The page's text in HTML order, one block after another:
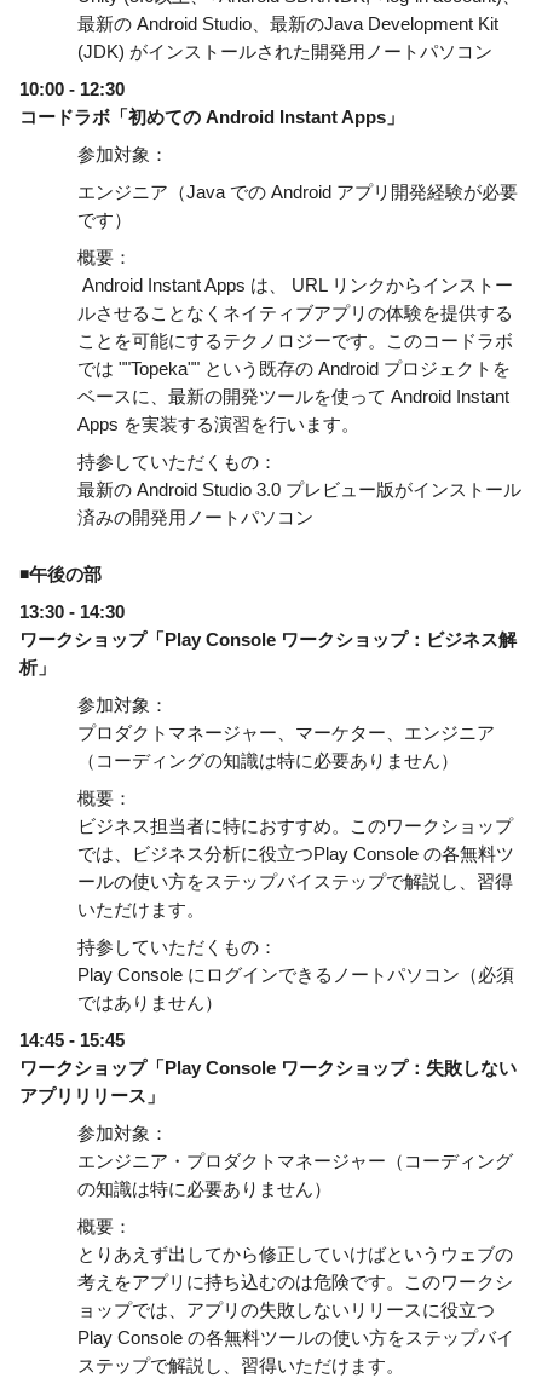
最新の Android Studio、最新のJava Development Kit
(JDK) がインストールされた開発用ノートパソコン
10:00 - 12:30
コードラボ「初めての Android Instant Apps」
参加対象：
エンジニア（Java での Android アプリ開発経験が必要
です）
概要：
ルさせることなくネイティブアプリの体験を提供する
ことを可能にするテクノロジーです。このコードラボ
では ""Topeka"" という既存の Android プロジェクトを
ベースに、最新の開発ツールを使って Android Instant
Apps を実装する演習を行います。
持参していただくもの：
最新の Android Studio 3.0 プレビュー版がインストール
済みの開発用ノートパソコン
◾午後の部
13:30 - 14:30
ワークショップ「Play Console ワークショップ：ビジネス解
析」
参加対象：
プロダクトマネージャー、マーケター、エンジニア
（コーディングの知識は特に必要ありません）
概要：
ビジネス担当者に特におすすめ。このワークショップ
では、ビジネス分析に役立つPlay Console の各無料ツ
ールの使い方をステップバイステップで解説し、習得
いただけます。
持参していただくもの：
Play Console にログインできるノートパソコン（必須
ではありません）
14:45 - 15:45
ワークショップ「Play Console ワークショップ：失敗しない
アプリリリース」
参加対象：
エンジニア・プロダクトマネージャー（コーディング
の知識は特に必要ありません）
概要：
とりあえず出してから修正していけばというウェブの
考えをアプリに持ち込むのは危険です。このワークシ
ョップでは、アプリの失敗しないリリースに役立つ
Play Console の各無料ツールの使い方をステップバイ
ステップで解説し、習得いただけます。